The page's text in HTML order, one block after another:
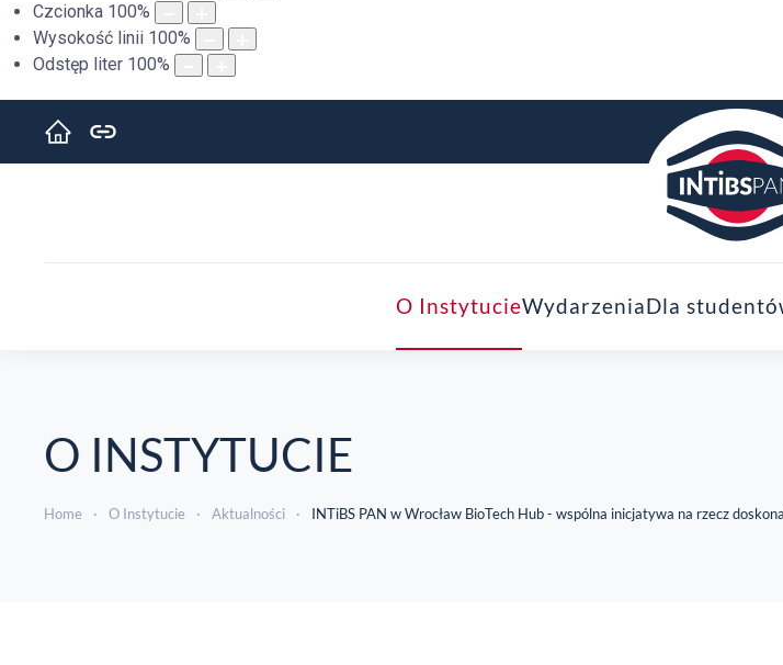
Czcionka 100%
Wysokość linii 100%
Odstęp liter 100%
O InstytucieWydarzeniaDla
O INSTYTUCIE
Home O Instytucie Aktualności INTiBS PAN w Wrocław BioTech Hub - wspólna inicjatywa na rzecz